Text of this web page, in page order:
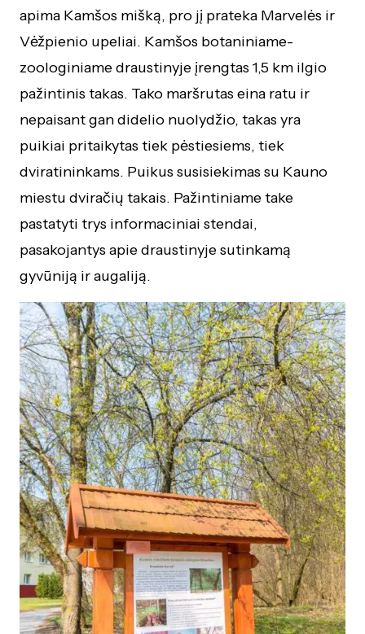
apima Kamšos mišką, pro jį prateka Marvelės ir
Vėžpienio upeliai. Kamšos botaniniame-
zoologiniame draustinyje įrengtas 1,5 km ilgio
pažintinis takas. Tako maršrutas eina ratu ir
nepaisant gan didelio nuolydžio, takas yra
puikiai pritaikytas tiek pėstiesiems, tiek
dviratininkams. Puikus susisiekimas su Kauno
miestu dviračių takais. Pažintiniame take
pastatyti trys informaciniai stendai,
pasakojantys apie draustinyje sutinkamą
gyvūniją ir augaliją.